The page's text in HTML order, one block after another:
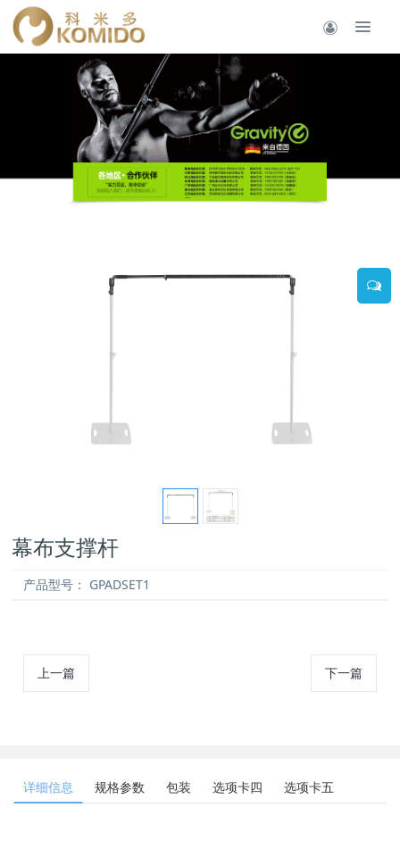
幕布支撑杆
产品型号： GPADSET1
上一篇 下一篇
详细信息 规格参数 包装 选项卡四 选项卡五